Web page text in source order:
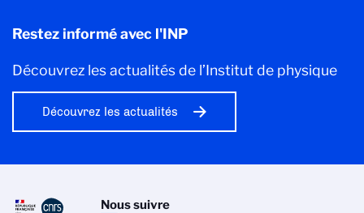
Restez informé avec l'INP
Découvrez les actualités de l’Institut de physique
Découvrez les actualités
Nous suivre